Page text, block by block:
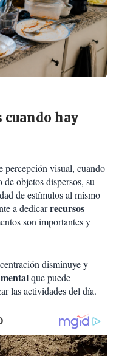
cuando hay
percepción visual, cuando
objetos dispersos, su
de estímulos al mismo
a dedicarrecursos
son importantes y
disminuye y
que puede
las actividades del día.